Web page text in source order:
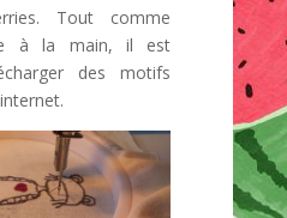
Tout comme
à la main, il est
des motifs